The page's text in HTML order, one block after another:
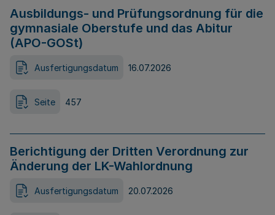
Ausbildungs- und Prüfungsordnung für die
gymnasiale Oberstufe und das Abitur
(APO-GOSt)
Ausfertigungsdatum 16.07.2026
Seite 457
Berichtigung der Dritten Verordnung zur
Änderung der LK-Wahlordnung
Ausfertigungsdatum 20.07.2026